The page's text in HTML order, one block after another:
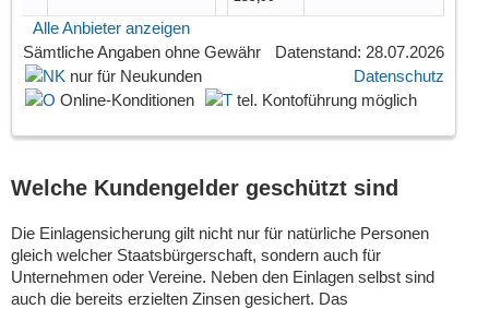
Alle Anbieter anzeigen
Datenstand: 28.07.2026
Sämtliche Angaben ohne Gewähr
Datenschutz
nur für Neukunden
Online-Konditionen
tel. Kontoführung möglich
Welche Kundengelder geschützt sind
Die Einlagensicherung gilt nicht nur für natürliche Personen
gleich welcher Staatsbürgerschaft, sondern auch für
Unternehmen oder Vereine. Neben den Einlagen selbst sind
auch die bereits erzielten Zinsen gesichert. Das